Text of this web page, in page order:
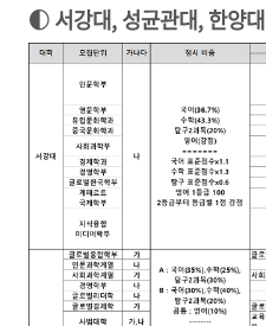
◐ 서강대, 성균관대, 한양대